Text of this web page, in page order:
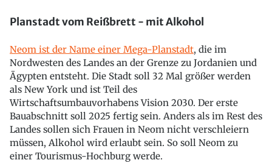
Planstadt vom Reißbrett - mit Alkohol
Neom ist der Name einer Mega-Planstadt, die im
Nordwesten des Landes an der Grenze zu Jordanien und
Ägypten entsteht. Die Stadt soll 32 Mal größer werden
als New York und ist Teil des
Wirtschaftsumbauvorhabens Vision 2030. Der erste
Bauabschnitt soll 2025 fertig sein. Anders als im Rest des
Landes sollen sich Frauen in Neom nicht verschleiern
müssen, Alkohol wird erlaubt sein. So soll Neom zu
einer Tourismus-Hochburg werde.